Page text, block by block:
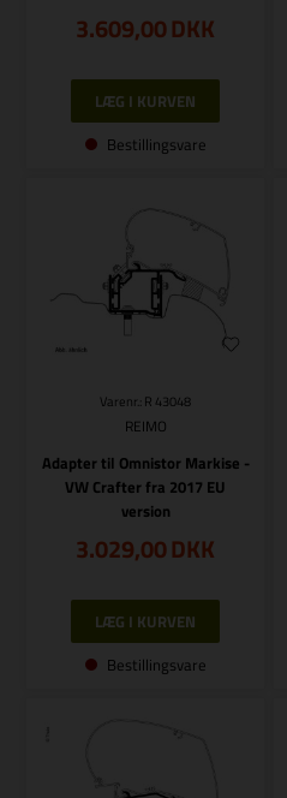
3.609,00DKK
Bestillingsvare
Varenr.: R 43048
REIMO
Adapter til Omnistor Markise -
VW Crafter fra 2017 EU
version
3.029,00DKK
Bestillingsvare